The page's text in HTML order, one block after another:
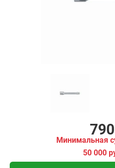
Минимальная
50 000